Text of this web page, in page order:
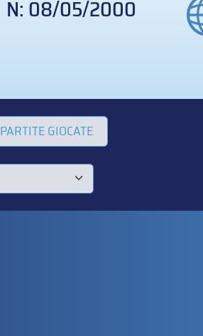
N: 08/05/2000
PARTITE GIOCATE